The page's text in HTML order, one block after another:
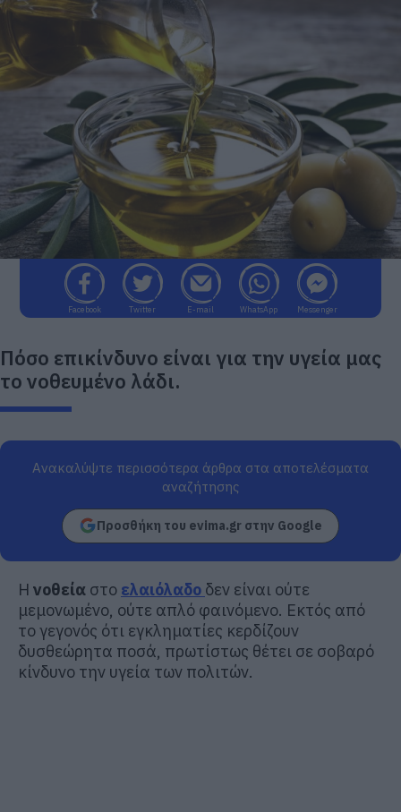
Facebook Twitter E-mail WhatsApp Messenger
Πόσο επικίνδυνο είναι για την υγεία μας
το νοθευμένο λάδι.
Ανακαλύψτε περισσότερα άρθρα στα αποτελέσματα
αναζήτησης
Προσθήκη του evima.gr στην Google
Η νοθεία στο ελαιόλαδο δεν είναι ούτε
μεμονωμένο, ούτε απλό φαινόμενο. Εκτός από
το γεγονός ότι εγκληματίες κερδίζουν
δυσθεώρητα ποσά, πρωτίστως θέτει σε σοβαρό
κίνδυνο την υγεία των πολιτών.